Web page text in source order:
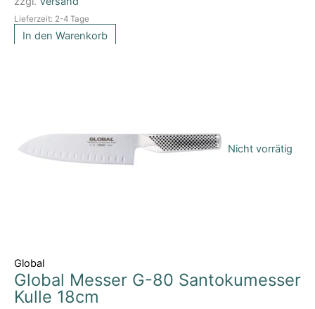
Lieferzeit: 2-4 Tage
In den Warenkorb
Nicht vorrätig
Global
Global Messer G-80 Santokumesser
Kulle 18cm